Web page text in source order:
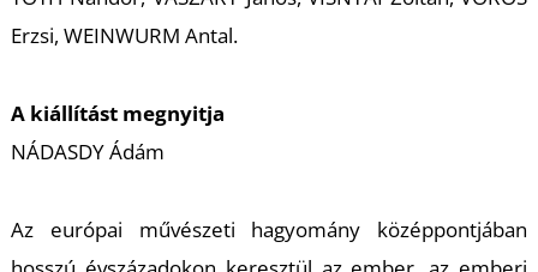
Erzsi, WEINWURM Antal.
A kiállítást megnyitja
NÁDASDY Ádám
Az európai művészeti hagyomány középpontjában